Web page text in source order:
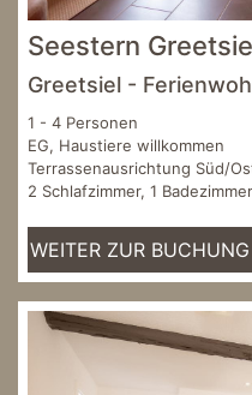
Seestern
Greetsiel -
1 - 4 Personen
EG, Haustiere willkommen
Terrassenausrichtung Süd/
2 Schlafzimmer, 1
WEITER ZUR BUCHUNG